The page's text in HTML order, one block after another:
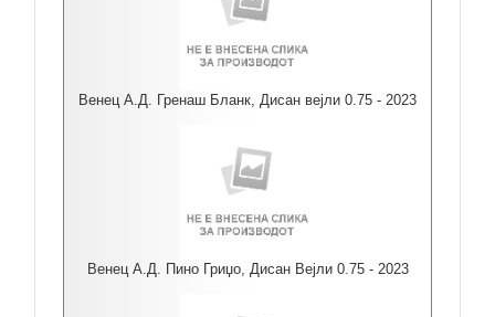
Венец А.Д. Гренаш Бланк, Дисан вејли 0.75 - 2023
Венец А.Д. Пино Гриџо, Дисан Вејли 0.75 - 2023